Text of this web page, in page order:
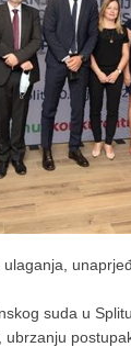
suda u